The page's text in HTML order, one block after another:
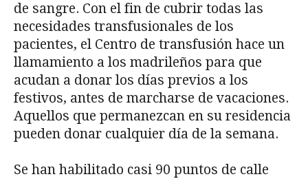
de sangre. Con el fin de cubrir todas las
necesidades transfusionales de los
pacientes, el Centro de transfusión hace un
llamamiento a los madrileños para que
acudan a donar los días previos a los
festivos, antes de marcharse de vacaciones.
Aquellos que permanezcan en su residencia
pueden donar cualquier día de la semana.
Se han habilitado casi 90 puntos de calle